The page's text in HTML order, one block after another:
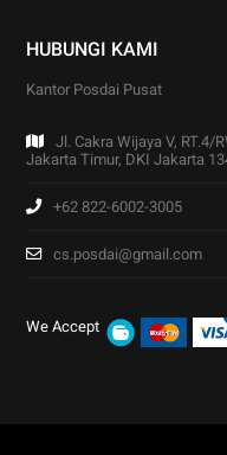
HUBUNGI KAMI
Kantor Posdai Pusat
Jl. Cakra Wijaya V, RT.4/
Jakarta Timur, DKI Jakarta
+62 822-6002-3005
cs.posdai@gmail.com
We Accept